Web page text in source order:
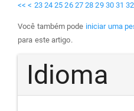
<< < 23 24 25 26 27 28 29 30 31 32
Você também pode iniciar uma
para este artigo.
Idioma